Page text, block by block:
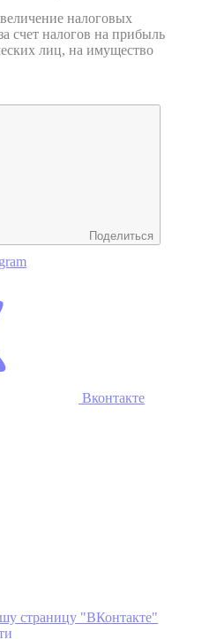
налоговых
счет налогов на прибыль
лиц, на имущество
Поделиться
Вконтакте
страницу "ВКонтакте"